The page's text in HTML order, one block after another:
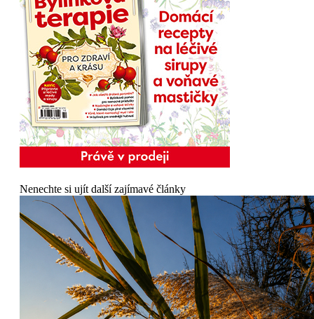
Nenechte si ujít další zajímavé články